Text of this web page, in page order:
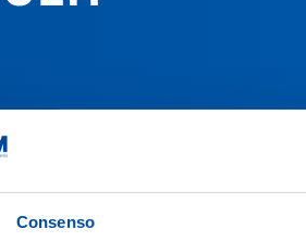
Consenso